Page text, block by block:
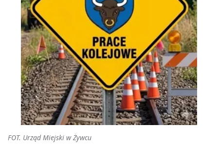
FOT. Urząd Miejski w Żywcu